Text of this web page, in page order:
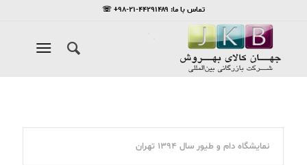
تماس با ما: ۴۴۲۹۱۴۸۹-۲۱-۹۸+ ☏
نمایشگاه دام و طیور سال ۱۳۹۴ تهران